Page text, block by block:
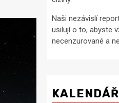
Naši nezávislí
usilují o to, abyste
necenzurované a